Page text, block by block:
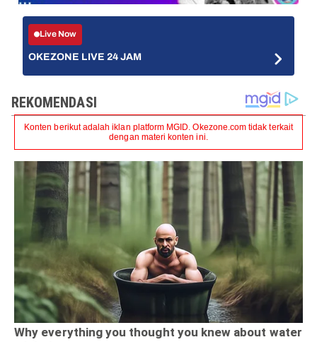
Live Now
OKEZONE LIVE 24 JAM